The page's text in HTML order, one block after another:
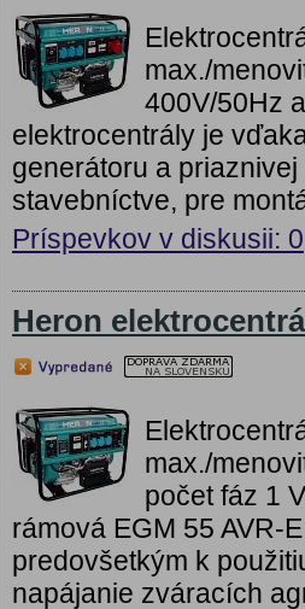
max./
400V/50Hz
elektrocentrály je
generátoru a
stavebníctve, pre
Príspevkov v diskusii: 0
Heron
max./
počet fáz 1
rámová EGM 55 AVR-
predovšetkým k
napájanie zváracích